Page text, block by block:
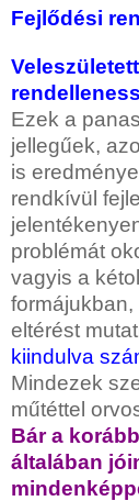
Fejlődési
Ezek a
jellegűek,
is
rendkívül
problémát
vagyis a
eltérést
kiindulva
Mindezek
műtéttel
Bár a
általában